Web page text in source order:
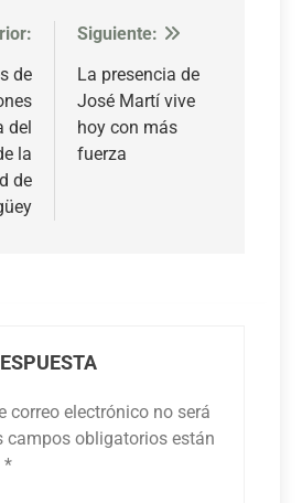
de
del
la
de
Siguiente:
La presencia de
José Martí vive
hoy con más
fuerza
correo electrónico no será
campos obligatorios están
*